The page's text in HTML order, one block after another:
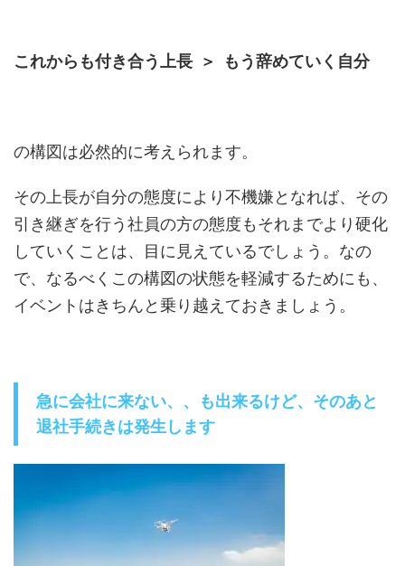
これからも付き合う上長 ＞ もう辞めていく自分
の構図は必然的に考えられます。
その上長が自分の態度により不機嫌となれば、その
引き継ぎを行う社員の方の態度もそれまでより硬化
していくことは、目に見えているでしょう。なの
で、なるべくこの構図の状態を軽減するためにも、
イベントはきちんと乗り越えておきましょう。
急に会社に来ない、、も出来るけど、そのあと
退社手続きは発生します